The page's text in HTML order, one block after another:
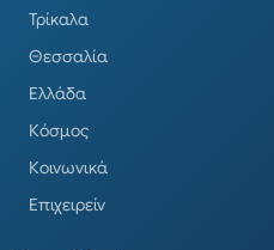
Τρίκαλα
Θεσσαλία
Ελλάδα
Κόσμος
Κοινωνικά
Επιχειρείν